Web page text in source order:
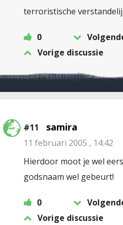
terroristische
0
Vorige discussie
#11 samira
11 februari 2005 , 14:42
Hierdoor moot je wel
godsnaam wel gebeurt!
0
Vorige discussie